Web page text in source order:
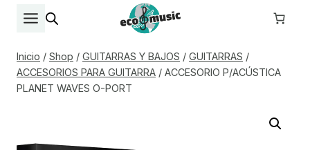
Inicio / Shop / GUITARRAS Y BAJOS / GUITARRAS /
ACCESORIOS PARA GUITARRA / ACCESORIO P/ACÚSTICA
PLANET WAVES O-PORT